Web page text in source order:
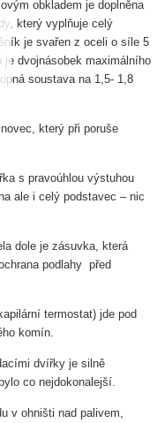
obkladem je doplněna
který vyplňuje celý
je svařen z oceli o síle 5
dvojnásobek maximálního
soustava na 1,5- 1,8
který při poruše
s pravoúhlou výstuhou
ale i celý podstavec – nic
dole je zásuvka, která
podlahy před
termostat) jde pod
komín.
dvířky je silně
co nejdokonalejší.
v ohništi nad palivem,